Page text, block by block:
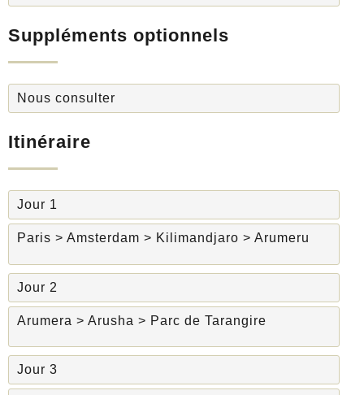
Suppléments optionnels
Nous consulter
Itinéraire
Jour 1
Paris > Amsterdam > Kilimandjaro > Arumeru
Jour 2
Arumera > Arusha > Parc de Tarangire
Jour 3